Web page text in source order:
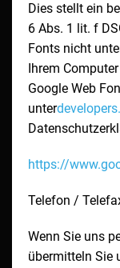
Dies stellt ein
6 Abs. 1 lit. f
Fonts nicht
Ihrem
Google Web
unter
https://
Telefon /
Wenn Sie uns
übermitteln Sie